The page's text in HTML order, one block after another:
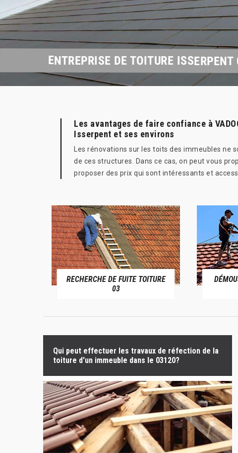
ENTREPRISE DE TOITURE
Les avantages de faire confiance à
Isserpent et ses environs
Les rénovations sur les toits des immeubles
de ces structures. Dans ce cas, on peut vous
proposer des prix qui sont intéressants et
RECHERCHE DE FUITE TOITURE
03
Qui peut effectuer les travaux de réfection de la
toiture d'un immeuble dans le 03120?